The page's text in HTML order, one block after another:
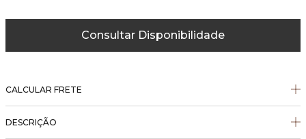
Consultar Disponibilidade
CALCULAR FRETE
DESCRIÇÃO